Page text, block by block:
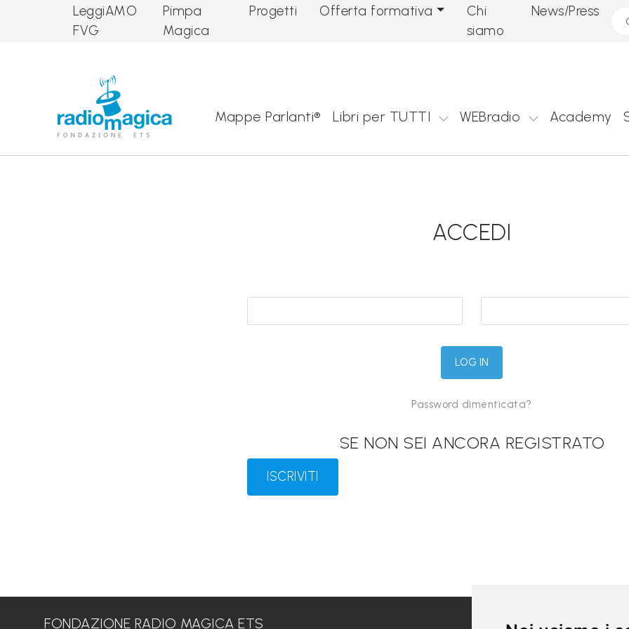
LeggiAMO
FVG
Pimpa
Magica
Progetti Offerta formativa
Chi
siamo
News/Press
Mappe Parlanti® Libri per TUTTI WEBradio Academy
ACCEDI
Password dimenticata?
SE NON SEI ANCORA REGISTRATO
ISCRIVITI
FONDAZIONE RADIO MAGICA ETS LINK UTILI